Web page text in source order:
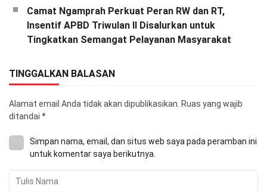
Camat Ngamprah Perkuat Peran RW dan RT,
Insentif APBD Triwulan II Disalurkan untuk
Tingkatkan Semangat Pelayanan Masyarakat
TINGGALKAN BALASAN
Alamat email Anda tidak akan dipublikasikan. Ruas yang wajib
ditandai *
Simpan nama, email, dan situs web saya pada peramban ini
untuk komentar saya berikutnya.